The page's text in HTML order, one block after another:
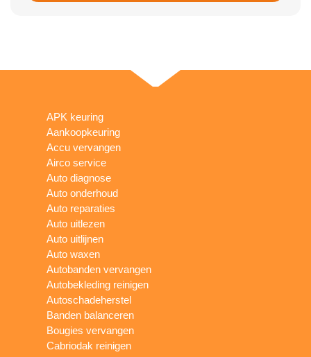
APK keuring
Aankoopkeuring
Accu vervangen
Airco service
Auto diagnose
Auto onderhoud
Auto reparaties
Auto uitlezen
Auto uitlijnen
Auto waxen
Autobanden vervangen
Autobekleding reinigen
Autoschadeherstel
Banden balanceren
Bougies vervangen
Cabriodak reinigen